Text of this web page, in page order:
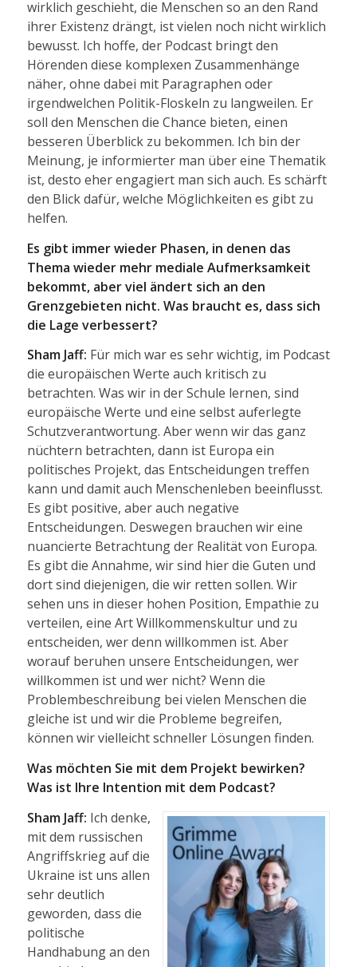
wirklich geschieht, die Menschen so an den Rand
ihrer Existenz drängt, ist vielen noch nicht wirklich
bewusst. Ich hoffe, der Podcast bringt den
Hörenden diese komplexen Zusammenhänge
näher, ohne dabei mit Paragraphen oder
irgendwelchen Politik-Floskeln zu langweilen. Er
soll den Menschen die Chance bieten, einen
besseren Überblick zu bekommen. Ich bin der
Meinung, je informierter man über eine Thematik
ist, desto eher engagiert man sich auch. Es schärft
den Blick dafür, welche Möglichkeiten es gibt zu
helfen.
Es gibt immer wieder Phasen, in denen das
Thema wieder mehr mediale Aufmerksamkeit
bekommt, aber viel ändert sich an den
Grenzgebieten nicht. Was braucht es, dass sich
die Lage verbessert?
Sham Jaff: Für mich war es sehr wichtig, im Podcast
die europäischen Werte auch kritisch zu
betrachten. Was wir in der Schule lernen, sind
europäische Werte und eine selbst auferlegte
Schutzverantwortung. Aber wenn wir das ganz
nüchtern betrachten, dann ist Europa ein
politisches Projekt, das Entscheidungen treffen
kann und damit auch Menschenleben beeinflusst.
Es gibt positive, aber auch negative
Entscheidungen. Deswegen brauchen wir eine
nuancierte Betrachtung der Realität von Europa.
Es gibt die Annahme, wir sind hier die Guten und
dort sind diejenigen, die wir retten sollen. Wir
sehen uns in dieser hohen Position, Empathie zu
verteilen, eine Art Willkommenskultur und zu
entscheiden, wer denn willkommen ist. Aber
worauf beruhen unsere Entscheidungen, wer
willkommen ist und wer nicht? Wenn die
Problembeschreibung bei vielen Menschen die
gleiche ist und wir die Probleme begreifen,
können wir vielleicht schneller Lösungen finden.
Was möchten Sie mit dem Projekt bewirken?
Was ist Ihre Intention mit dem Podcast?
Sham Jaff: Ich denke,
mit dem russischen
Angriffskrieg auf die
Ukraine ist uns allen
sehr deutlich
geworden, dass die
politische
Handhabung an den